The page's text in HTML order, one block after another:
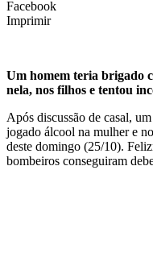
Facebook
Imprimir
Um homem teria brigado
nela, nos filhos e tentou
Após discussão de casal,
jogado álcool na mulher e
deste domingo (25/10).
bombeiros conseguiram